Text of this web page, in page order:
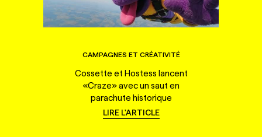
CAMPAGNES ET CRÉATIVITÉ
Cossette et Hostess lancent
«Craze» avec un saut en
parachute historique
LIRE L'ARTICLE